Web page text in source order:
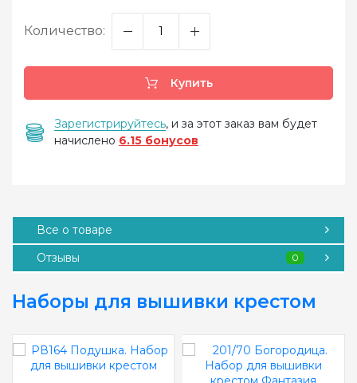
Количество:
Купить
Зарегистрируйтесь, и за этот заказ вам будет
начислено 6.15 бонусов
Все о товаре
Отзывы
0
Наборы для вышивки крестом